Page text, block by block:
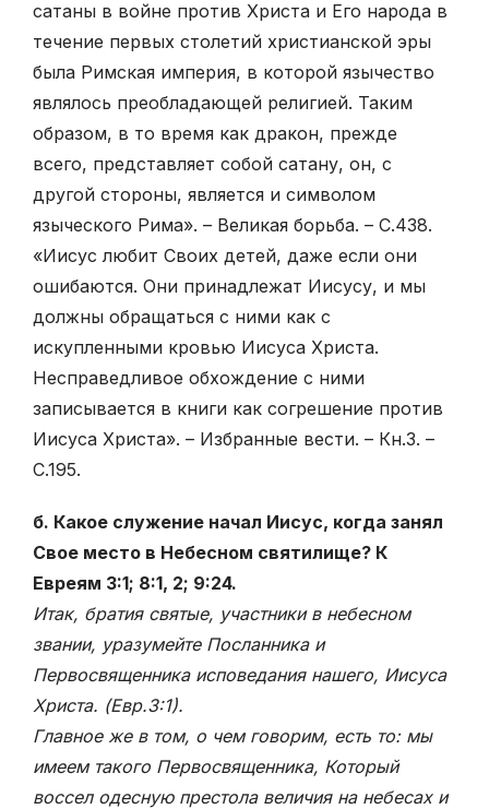
сатаны в войне против Христа и Его народа в
течение первых столетий христианской эры
была Римская империя, в которой язычество
являлось преобладающей религией. Таким
образом, в то время как дракон, прежде
всего, представляет собой сатану, он, с
другой стороны, является и символом
языческого Рима». – Великая борьба. – С.438.
«Иисус любит Своих детей, даже если они
ошибаются. Они принадлежат Иисусу, и мы
должны обращаться с ними как с
искупленными кровью Иисуса Христа.
Несправедливое обхождение с ними
записывается в книги как согрешение против
Иисуса Христа». – Избранные вести. – Кн.3. –
С.195.
б. Какое служение начал Иисус, когда занял
Свое место в Небесном святилище? К
Евреям 3:1; 8:1, 2; 9:24.
Итак, братия святые, участники в небесном
звании, уразумейте Посланника и
Первосвященника исповедания нашего, Иисуса
Христа. (Евр.3:1).
Главное же в том, о чем говорим, есть то: мы
имеем такого Первосвященника, Который
воссел одесную престола величия на небесах и